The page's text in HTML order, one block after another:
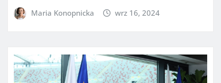
Maria Konopnicka wrz 16, 2024